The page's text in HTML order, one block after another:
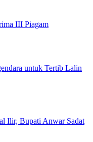
III Piagam
untuk Tertib Lalin
Ilir, Bupati Anwar Sadat